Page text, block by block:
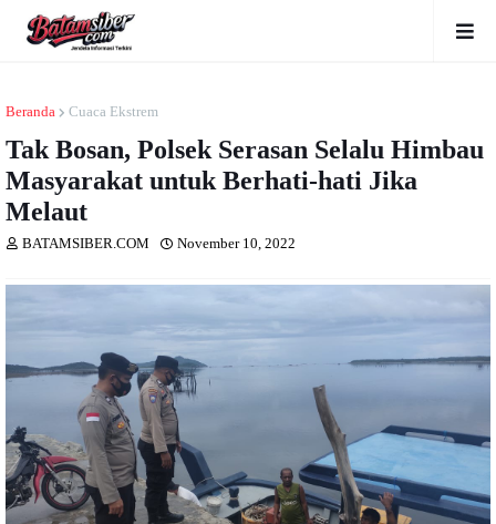
Beranda Cuaca Ekstrem
Tak Bosan, Polsek Serasan Selalu Himbau
Masyarakat untuk Berhati-hati Jika
Melaut
BATAMSIBER.COM November 10, 2022